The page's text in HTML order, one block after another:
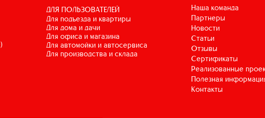
ДЛЯ ПОЛЬЗОВАТЕЛЕЙ
для подъезда и квартиры
для дома и дачи
для офиса и магазина
для автомойки и автосервиса
для производства и склада
Наша команда
Партнеры
Новости
Статьи
Отзывы
Сертификаты
Реализованные
Полезная
Контакты